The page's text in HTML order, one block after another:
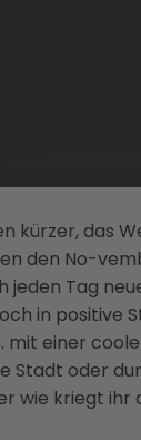
kürzer, das
den No-
jeden Tag
in positive
mit einer
Stadt oder
wie kriegt ihr